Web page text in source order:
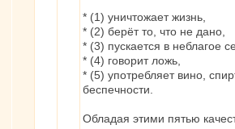
* (1) уничтожает жизнь,
* (2) берёт то, что не дано,
* (3) пускается в неблагое
* (4) говорит ложь,
* (5) употребляет вино,
беспечности.
Обладая этими пятью